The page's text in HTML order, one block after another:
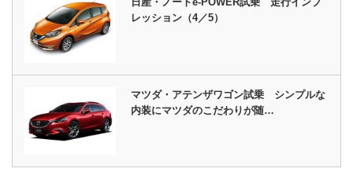
レッション（4／5）
マツダ・アテンザワゴン試乗 シンプルな
内装にマツダのこだわりが随…